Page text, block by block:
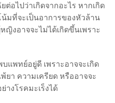
อไปว่าเกิดจากอะไร หากเกิด
มที่จะเป็นอาการของหัวล้าน
งอาจจะไม่ได้เกิดขึ้นเพราะ
พทย์อยู่ดี เพราะอาจจะเกิด
ยา ความเครียด หรืออาจจะ
างโรคมะเร็งได้